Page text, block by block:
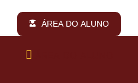
ÁREA DO ALUNO